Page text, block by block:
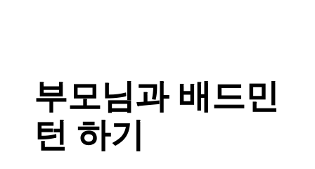
부모님과 배드민
턴 하기